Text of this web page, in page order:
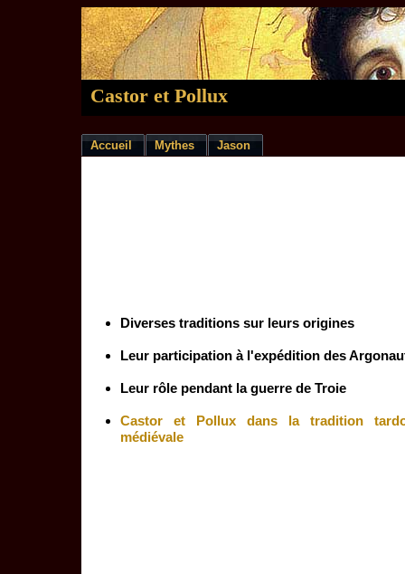
Castor et Pollux
Accueil Mythes Jason
Diverses traditions sur leurs origines
Leur participation à l'expédition des
Leur rôle pendant la guerre de Troie
Castor et Pollux dans la tradition
médiévale